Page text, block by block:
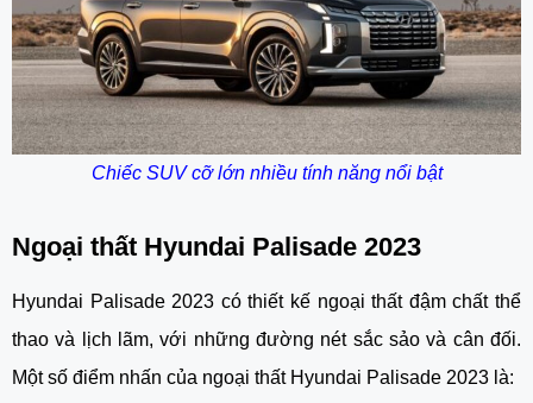
Chiếc SUV cỡ lớn nhiều tính năng nổi bật
Ngoại thất Hyundai Palisade 2023
Hyundai Palisade 2023 có thiết kế ngoại thất đậm chất thể
thao và lịch lãm, với những đường nét sắc sảo và cân đối.
Một số điểm nhấn của ngoại thất Hyundai Palisade 2023 là: